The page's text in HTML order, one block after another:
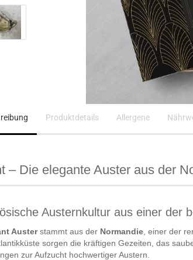
Produktdetails Allergene
– Die elegante Auster aus der
Austernkultur aus einer der
Austerstammt aus der Normandie , einer der
sorgen die kräftigen Gezeiten, das
zur Aufzucht hochwertiger Austern.